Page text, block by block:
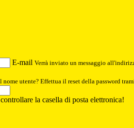
E-mail Verrà inviato un messaggio
nome utente? Effettua il reset della password
la casella di posta elettronica!